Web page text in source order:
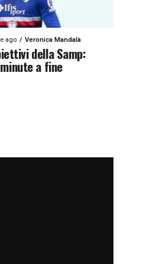
ago Veronica Mandalà
della Samp:
a fine